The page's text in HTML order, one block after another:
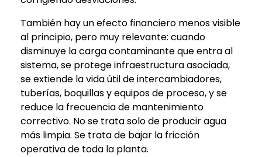
También hay un efecto financiero menos visible
al principio, pero muy relevante: cuando
disminuye la carga contaminante que entra al
sistema, se protege infraestructura asociada,
se extiende la vida útil de intercambiadores,
tuberías, boquillas y equipos de proceso, y se
reduce la frecuencia de mantenimiento
correctivo. No se trata solo de producir agua
más limpia. Se trata de bajar la fricción
operativa de toda la planta.